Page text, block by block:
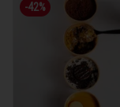
-42%